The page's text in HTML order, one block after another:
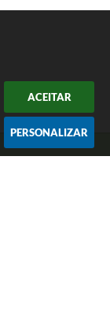
ACEITAR
PERSONALIZAR